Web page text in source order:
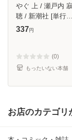
やぐ 上 / 瀬戸内 寂
聴 / 新潮社 [単行
本]【メール便送料
337円
(0)
もったいない本舗
お店のカテゴリ